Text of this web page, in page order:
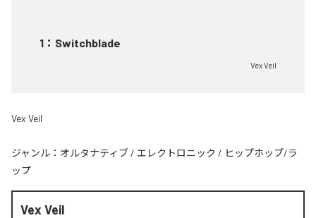
1 ： Switchblade
Vex Veil
Vex Veil
ジャンル： オルタナティブ / エレクトロニック / ヒップホップ/ラ
ップ
Vex Veil